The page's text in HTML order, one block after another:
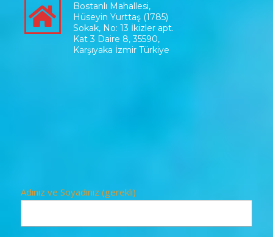
Bostanlı Mahallesi,
Hüseyin Yurttaş (1785)
Sokak, No: 13 İkizler apt.
Kat 3 Daire 8, 35590,
Karşıyaka İzmir Türkiye
Adınız ve Soyadınız (gerekli)